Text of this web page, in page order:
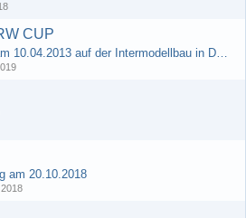
CUP
Brushless Buggy Cup am 10.04.2013 auf der Intermodellbau in Dortmund
am 20.10.2018